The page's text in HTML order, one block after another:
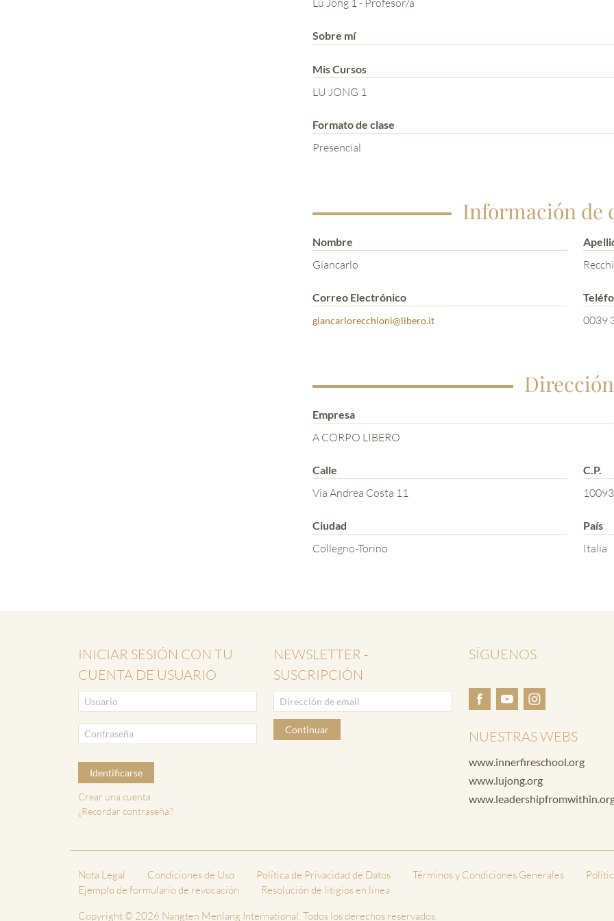
Lu Jong 1 - Profesor/a
Sobre mí
Mis Cursos
LU JONG 1
Formato de clase
Presencial
Información de
Nombre
Giancarlo
Correo Electrónico
giancarlorecchioni@libero.it 0039
Empresa
A CORPO LIBERO
Calle
Via Andrea Costa 11
C.P.
10093
Ciudad
Collegno-Torino
País
Italia
INICIAR SESIÓN CON TU
CUENTA DE USUARIO
Identificarse
Crear una cuenta
¿Recordar contraseña?
NEWSLETTER -
SUSCRIPCIÓN
Continuar
SÍGUENOS
NUESTRAS WEBS
www.innerfireschool.org
www.lujong.org
Nota Legal Condiciones de Uso Política de Privacidad de Datos Términos y Condiciones Generales
Ejemplo de formulario de revocación
Resolución de litigios en línea
Copyright © 2026 Nangten Menlang International. Todos los derechos reservados.